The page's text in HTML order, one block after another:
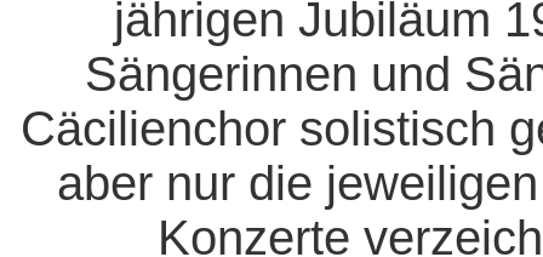
jährigen Jubiläum
Sängerinnen und
Cäcilienchor solistisch
aber nur die
Konzerte